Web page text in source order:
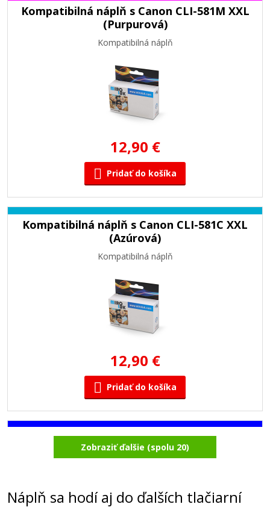
Kompatibilná náplň s Canon CLI-581M XXL
(Purpurová)
Kompatibilná náplň
12,90 €
Pridať do košíka
Kompatibilná náplň s Canon CLI-581C XXL
(Azúrová)
Kompatibilná náplň
12,90 €
Pridať do košíka
Kompatibilná náplň s Canon CLI-581PB
XXL (Foto modrá)
Zobraziť ďalšie (spolu 20)
Náplň sa hodí aj do ďalších tlačiarní